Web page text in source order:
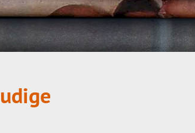
Pensioen
Hypotheekadvisering
Hypotheekvormen
Stappenplan
Tips